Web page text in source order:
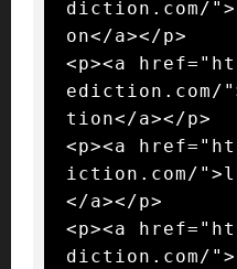
diction.com/
on</a></p>
<p><a
ediction.com/
tion</a></p>
<p><a
iction.com/
</a></p>
<p><a
diction.com/